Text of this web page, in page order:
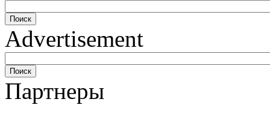
Advertisement
Партнеры